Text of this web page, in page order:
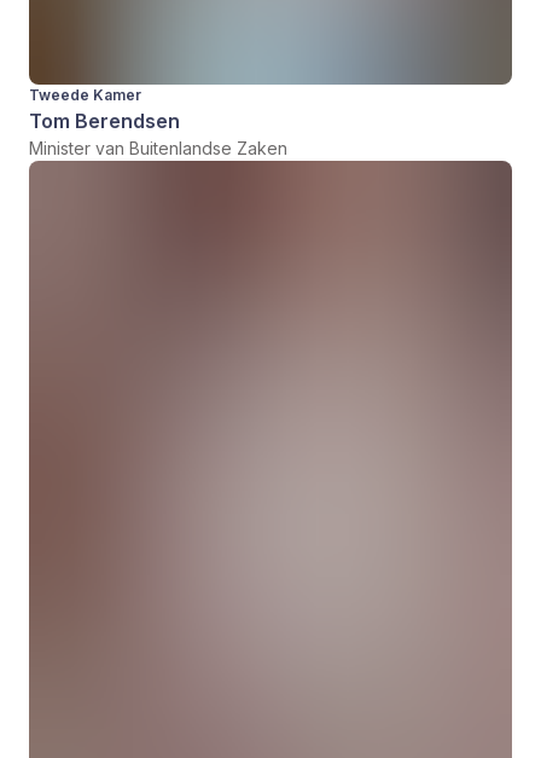
Tweede Kamer
Tom Berendsen
Minister van Buitenlandse Zaken